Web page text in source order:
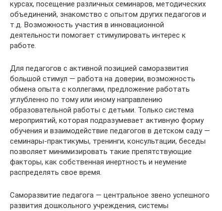
курсах, посещение различных семинаров, методических
объединений, знакомство с опытом других педагогов и
т.д. Возможность участия в инновационной
деятельности помогает стимулировать интерес к
работе.
Для педагогов с активной позицией саморазвития
большой стимул — работа на доверии, возможность
обмена опыта с коллегами, предложение работать
углубленно по тому или иному направлению
образовательной работы с детьми. Только система
мероприятий, которая подразумевает активную форму
обучения и взаимодействие педагогов в детском саду —
семинары-практикумы, тренинги, консультации, беседы
позволяет минимизировать такие препятствующие
факторы, как собственная инертность и неумение
распределять свое время.
Саморазвитие педагога — центральное звено успешного
развития дошкольного учреждения, системы